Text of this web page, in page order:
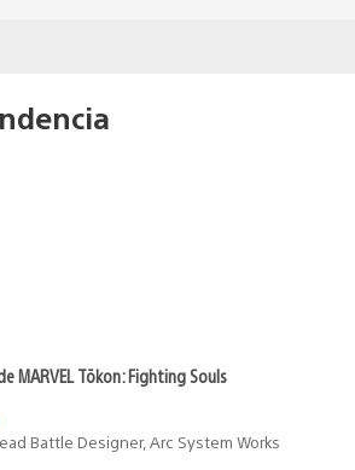
MARVEL Tōkon: Fighting Souls
Battle Designer, Arc System Works